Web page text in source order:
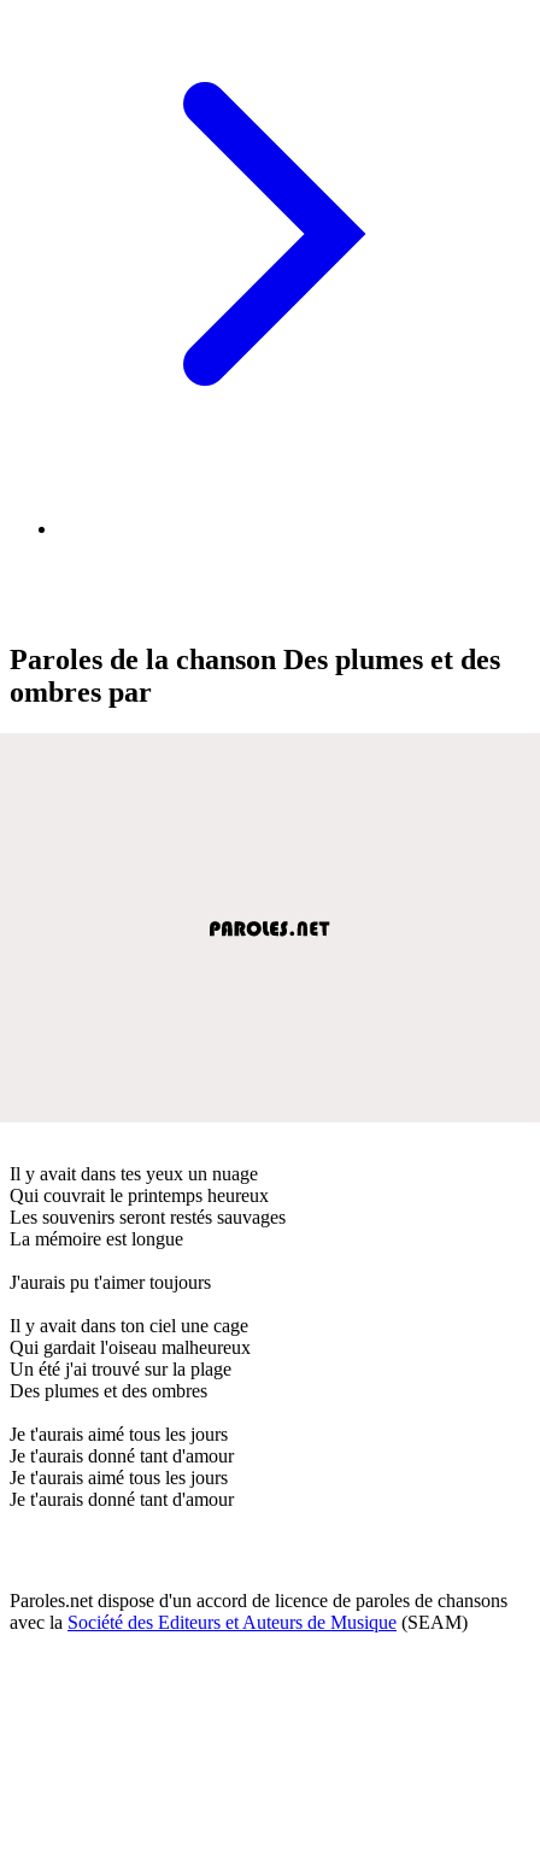
Paroles de la chanson Des plumes et des
ombres par
Il y avait dans tes yeux un nuage
Qui couvrait le printemps heureux
Les souvenirs seront restés sauvages
La mémoire est longue
J'aurais pu t'aimer toujours
Il y avait dans ton ciel une cage
Qui gardait l'oiseau malheureux
Un été j'ai trouvé sur la plage
Des plumes et des ombres
Je t'aurais aimé tous les jours
Je t'aurais donné tant d'amour
Je t'aurais aimé tous les jours
Je t'aurais donné tant d'amour
Paroles.net dispose d'un accord de licence de paroles de chansons
avec la Société des Editeurs et Auteurs de Musique (SEAM)